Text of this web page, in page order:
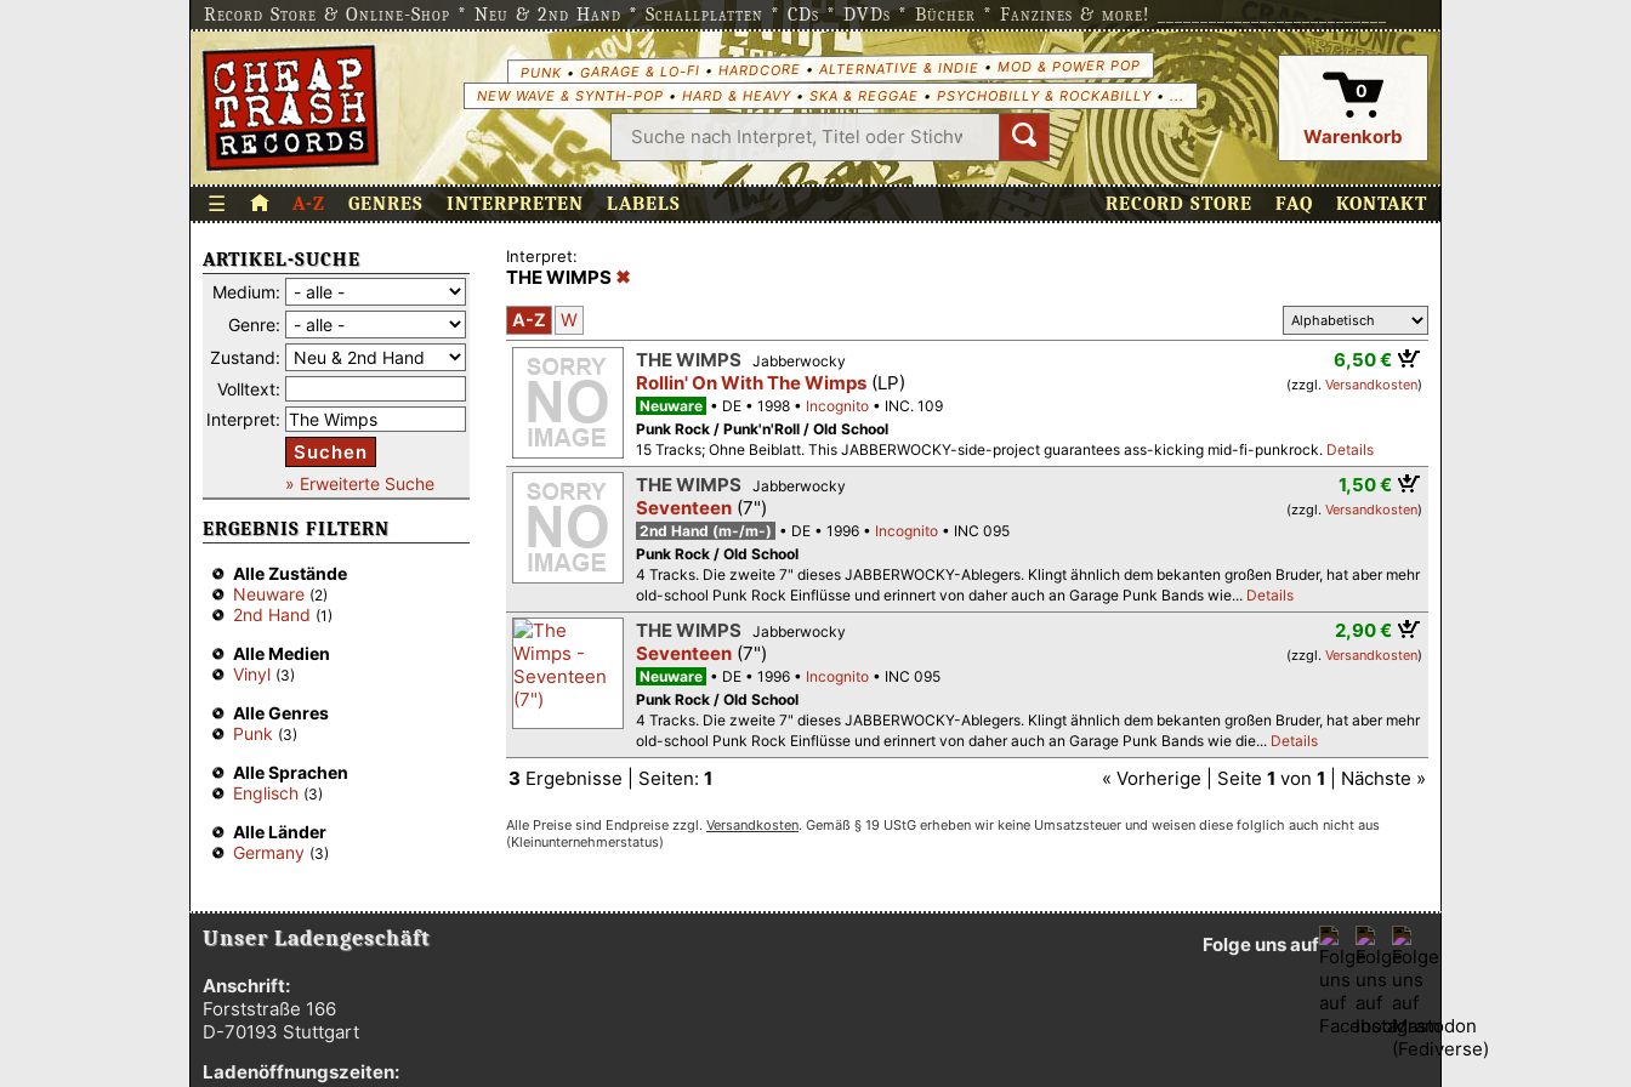
Record Store & Online-Shop * Neu & 2nd Hand * Schallplatten * CDs * DVDs * Bücher * Fanzines & more! ___________________________
PUNK• GARAGE & LO-FI • HARDCORE • ALTERNATIVE & INDIE • MOD & POWER POP
NEW WAVE & SYNTH-POP • HARD & HEAVY• SKA & REGGAE • PSYCHOBILLY & ROCKABILLY• ... 0
Warenkorb
☰ A-Z GENRES INTERPRETEN LABELS RECORD STORE FAQ KONTAKT
ARTIKEL-SUCHE
Medium:
Genre:
Zustand:
Volltext:
Interpret:
Suchen
» Erweiterte Suche
ERGEBNIS FILTERN
Alle Zustände
Neuware (2)
2nd Hand (1)
Alle Medien
Vinyl (3)
Alle Genres
Punk (3)
Alle Sprachen
Englisch (3)
Alle Länder
Germany (3)
Interpret:
THE WIMPS
A-Z W
6,50 €
(zzgl. Versandkosten)
THE WIMPS Jabberwocky
Rollin' On With The Wimps (LP)
Neuware DE 1998 Incognito
INC. 109
Punk Rock / Punk'n'Roll / Old School
15 Tracks; Ohne Beiblatt. This JABBERWOCKY-side-project guarantees ass-kicking mid-fi-punkrock. Details
1,50 €
(zzgl. Versandkosten)
THE WIMPS Jabberwocky
Seventeen (7")
2nd Hand (m-/m-) DE 1996 Incognito
INC 095
Punk Rock / Old School
4 Tracks. Die zweite 7" dieses JABBERWOCKY-Ablegers. Klingt ähnlich dem bekanten großen Bruder, hat aber mehr
old-school Punk Rock Einflüsse und erinnert von daher auch an Garage Punk Bands wie... Details
2,90 €
(zzgl. Versandkosten)
THE WIMPS Jabberwocky
Seventeen (7")
Neuware DE 1996 Incognito
INC 095
Punk Rock / Old School
4 Tracks. Die zweite 7" dieses JABBERWOCKY-Ablegers. Klingt ähnlich dem bekanten großen Bruder, hat aber mehr
old-school Punk Rock Einflüsse und erinnert von daher auch an Garage Punk Bands wie die... Details
3 Ergebnisse | Seiten: 1 « Vorherige | Seite 1 von 1 | Nächste »
Alle Preise sind Endpreise zzgl. Versandkosten. Gemäß § 19 UStG erheben wir keine Umsatzsteuer und weisen diese folglich auch nicht aus
(Kleinunternehmerstatus)
Unser Ladengeschäft
Anschrift:
Forststraße 166
D-70193 Stuttgart
Ladenöffnungszeiten:
Folge uns auf